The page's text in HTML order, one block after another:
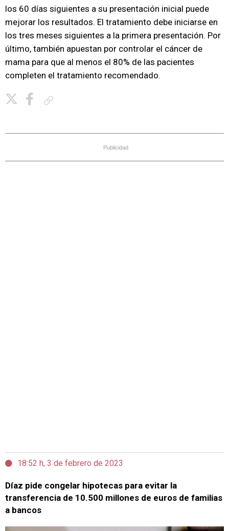
los 60 días siguientes a su presentación inicial puede
mejorar los resultados. El tratamiento debe iniciarse en
los tres meses siguientes a la primera presentación. Por
último, también apuestan por controlar el cáncer de
mama para que al menos el 80% de las pacientes
completen el tratamiento recomendado.
Publicidad
18:52 h, 3 de febrero de 2023
Díaz pide congelar hipotecas para evitar la
transferencia de 10.500 millones de euros de familias
a bancos